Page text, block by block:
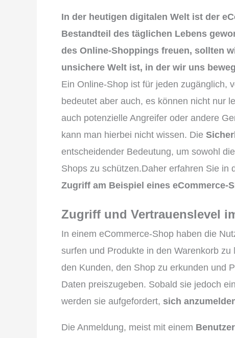
In der heutigen digitalen Welt ist der
Bestandteil des täglichen Lebens
des Online-Shoppings freuen, sollten
unsichere Welt ist, in der wir uns
Ein Online-Shop ist für jeden zugänglich,
bedeutet aber auch, es können nicht nur
auch potenzielle Angreifer oder andere
kann man hierbei nicht wissen. Die
entscheidender Bedeutung, um sowohl
Shops zu schützen.Daher erfahren Sie
Zugriff am Beispiel eines eCommerce-
Zugriff und Vertrauenslevel
In einem eCommerce-Shop haben die
surfen und Produkte in den Warenkorb
den Kunden, den Shop zu erkunden und
Daten preiszugeben. Sobald sie jedoch
werden sie aufgefordert, sich
Die Anmeldung, meist mit einem